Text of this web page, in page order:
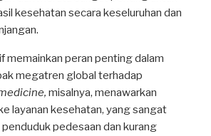
kesehatan secara keseluruhan dan
memainkan peran penting dalam
megatren global terhadap
misalnya, menawarkan
layanan kesehatan, yang sangat
pedesaan dan kurang